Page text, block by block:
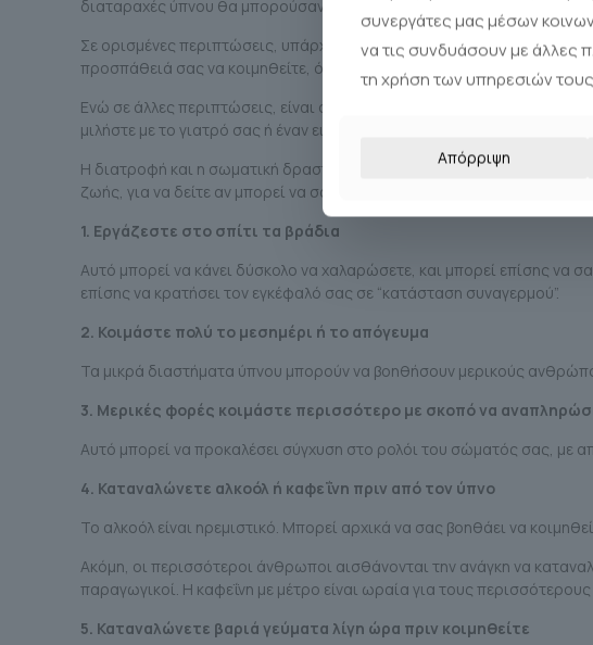
διαταραχές ύπνου θα μπορούσαν να συμβάλουν στα προβλήματα του
Σε ορισμένες περιπτώσεις, υπάρχουν απλά μέτρα που μπορούν να
προσπάθειά σας να κοιμηθείτε, όπως τηλεόραση, ηλεκτρονικός
Ενώ σε άλλες περιπτώσεις, είναι σημαντικό να μιλήσετε στον
μιλήστε με το γιατρό σας ή έναν ειδικό ύπνου για βοήθεια.
Η διατροφή και η σωματική δραστηριότητα, μπορούν να συμβάλουν
ζωής, για να δείτε αν μπορεί να σας επηρεάζουν κάποιοι ή
1. Εργάζεστε στο σπίτι τα βράδια
Αυτό μπορεί να κάνει δύσκολο να χαλαρώσετε, και μπορεί επίσης να
επίσης να κρατήσει τον εγκέφαλό σας σε “κατάσταση συναγερμού”.
2. Κοιμάστε πολύ το μεσημέρι ή το απόγευμα
Τα μικρά διαστήματα ύπνου μπορούν να βοηθήσουν μερικούς
3. Μερικές φορές κοιμάστε περισσότερο με σκοπό να
Αυτό μπορεί να προκαλέσει σύγχυση στο ρολόι του σώματός σας, με
4. Καταναλώνετε αλκοόλ ή καφεΐνη πριν από τον ύπνο
Το αλκοόλ είναι ηρεμιστικό. Μπορεί αρχικά να σας βοηθάει να
Ακόμη, οι περισσότεροι άνθρωποι αισθάνονται την ανάγκη να
παραγωγικοί. Η καφεΐνη με μέτρο είναι ωραία για τους
5. Καταναλώνετε βαριά γεύματα λίγη ώρα πριν κοιμηθείτε
συνεργάτες μας μέσων
να τις συνδυάσουν με άλλες
τη χρήση των υπηρεσιών
Απόρριψη